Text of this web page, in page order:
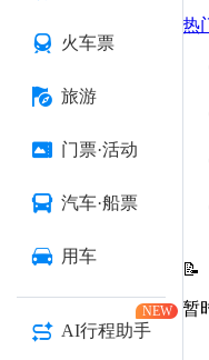
火车票
旅游
门票·活动
汽车·船票
用车
AI行程助手
NEW
热
📝
暂